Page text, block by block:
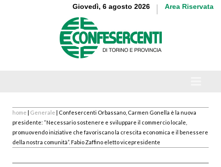
Giovedì, 6 agosto 2026 Area Riservata
home | Generale | Confesercenti Orbassano, Carmen Gonella è la nuova
presidente: “Necessario sostenere e sviluppare il commercio locale,
promuovendo iniziative che favoriscano la crescita economica e il benessere
della nostra comunità”. Fabio Zaffino eletto vicepresidente